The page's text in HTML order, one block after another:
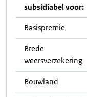
subsidiabel voor:
Basispremie
Brede
weersverzekering
Bouwland